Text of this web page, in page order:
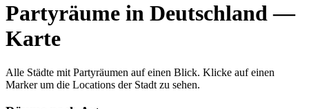
Partyräume in Deutschland —
Karte
Alle Städte mit Partyräumen auf einen Blick. Klicke auf einen
Marker um die Locations der Stadt zu sehen.